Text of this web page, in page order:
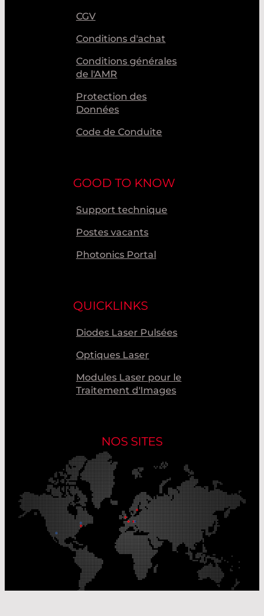
CGV
Conditions d'achat
Conditions générales
de l'AMR
Protection des
Données
Code de Conduite
GOOD TO KNOW
Support technique
Postes vacants
Photonics Portal
QUICKLINKS
Diodes Laser Pulsées
Optiques Laser
Modules Laser pour le
Traitement d'Images
NOS SITES